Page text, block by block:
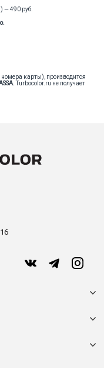
— 490 руб.
карты), производится
.Turbocolor.ru не получает